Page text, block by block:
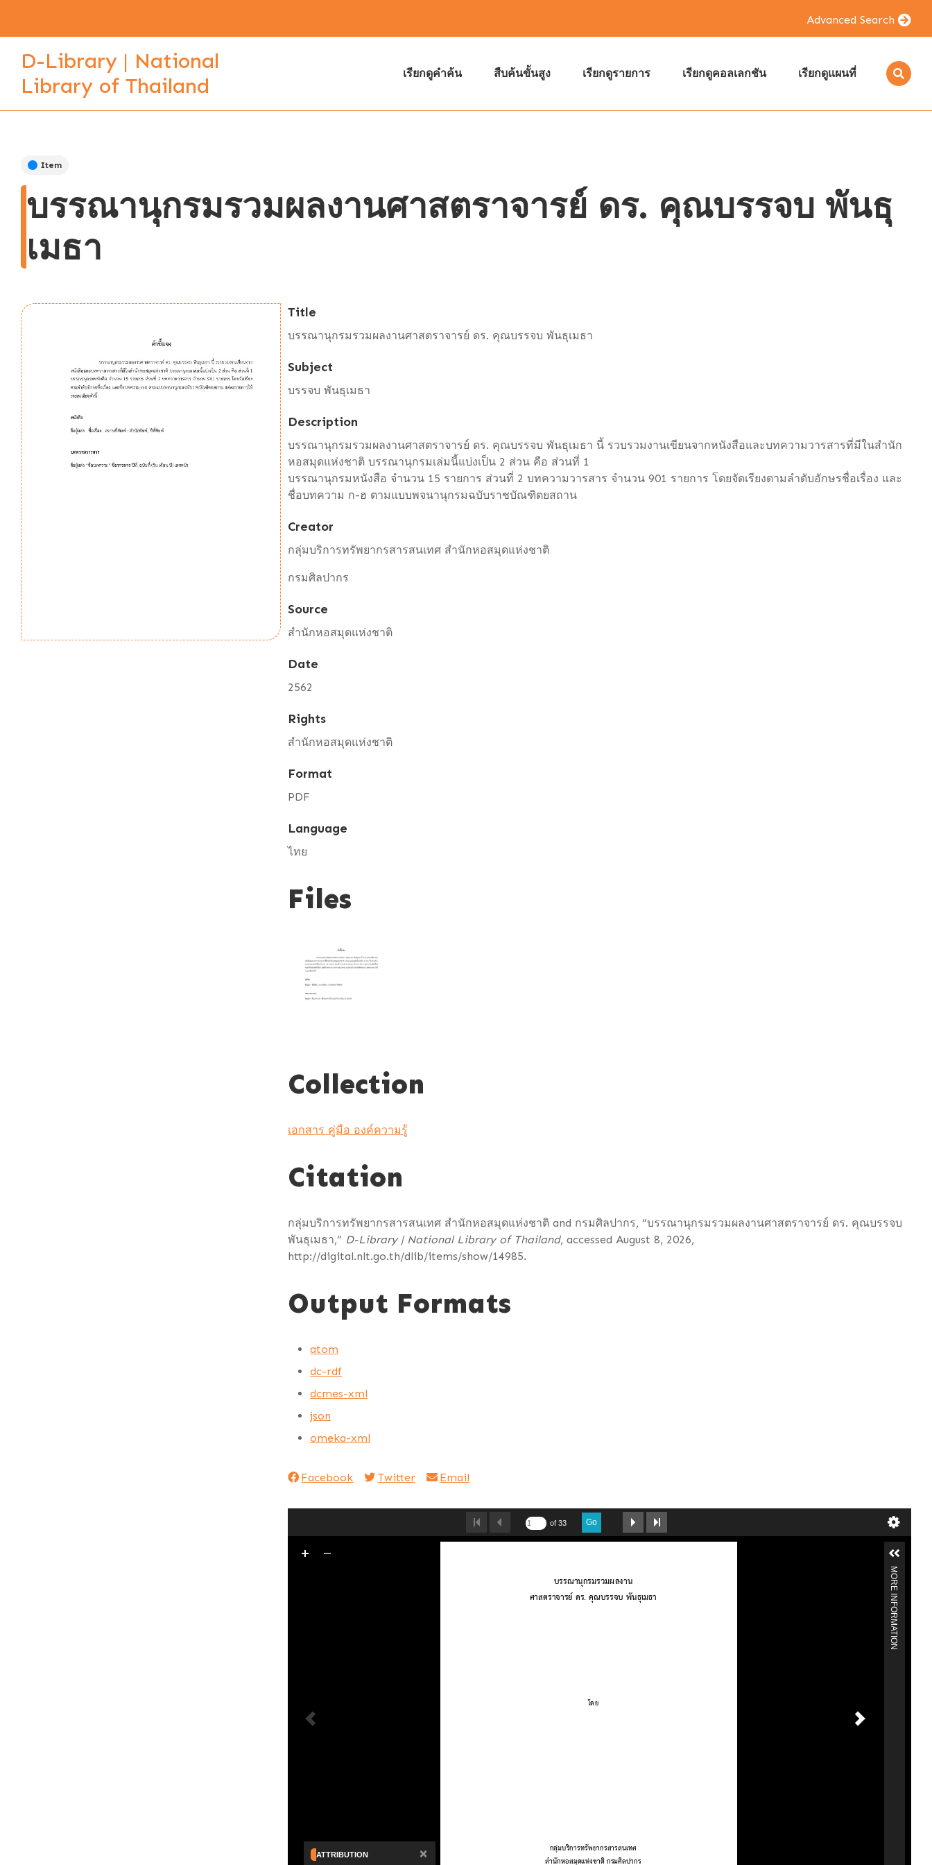
Advanced Search
D-Library | National
Library of Thailand
เรียกดูคำค้น สืบค้นขั้นสูง เรียกดูรายการ เรียกดูคอลเลกชัน เรียกดูแผนที่
Item
บรรณานุกรมรวมผลงานศาสตราจารย์ ดร. คุณบรรจบ พันธุ
เมธา
Title
บรรณานุกรมรวมผลงานศาสตราจารย์ ดร. คุณบรรจบ พันธุเมธา
Subject
บรรจบ พันธุเมธา
Description
บรรณานุกรมรวมผลงานศาสตราจารย์ ดร. คุณบรรจบ พันธุเมธา นี้ รวบรวมงานเขียนจากหนังสือและบทความวารสารที่มีในสำนัก
หอสมุดแห่งชาติ บรรณานุกรมเล่มนี้แบ่งเป็น 2 ส่วน คือ ส่วนที่ 1
บรรณานุกรมหนังสือ จำนวน 15 รายการ ส่วนที่ 2 บทความวารสาร จำนวน 901 รายการ โดยจัดเรียงตามลำดับอักษรชื่อเรื่อง และ
ชื่อบทความ ก-ฮ ตามแบบพจนานุกรมฉบับราชบัณฑิตยสถาน
Creator
กลุ่มบริการทรัพยากรสารสนเทศ สำนักหอสมุดแห่งชาติ
กรมศิลปากร
Source
สำนักหอสมุดแห่งชาติ
Date
2562
Rights
สำนักหอสมุดแห่งชาติ
Format
PDF
Language
ไทย
Files
Collection
เอกสาร คู่มือ องค์ความรู้
Citation
กลุ่มบริการทรัพยากรสารสนเทศ สำนักหอสมุดแห่งชาติ and กรมศิลปากร, “บรรณานุกรมรวมผลงานศาสตราจารย์ ดร. คุณบรรจบ
พันธุเมธา,” D-Library | National Library of Thailand, accessed August 8, 2026,
http://digital.nlt.go.th/dlib/items/show/14985.
Output Formats
atom
dc-rdf
dcmes-xml
json
omeka-xml
Facebook Twitter Email
of 33 Go
ATTRIBUTION ×
MORE INFORMATION